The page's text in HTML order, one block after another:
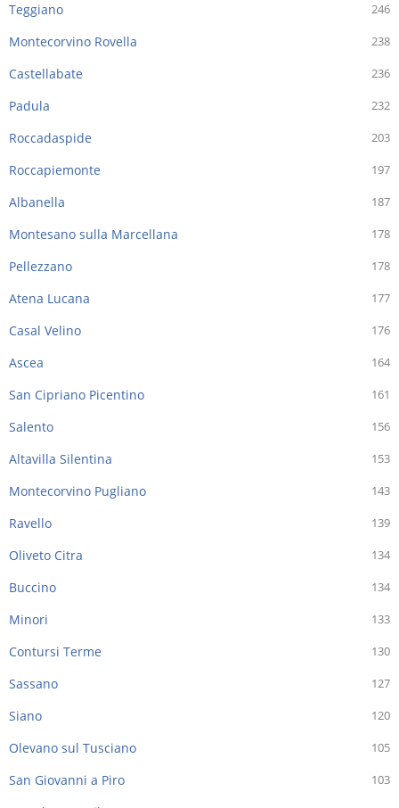
246
Teggiano
238
Montecorvino Rovella
236
Castellabate
232
Padula
203
Roccadaspide
197
Roccapiemonte
187
Albanella
178
Montesano sulla Marcellana
178
Pellezzano
177
Atena Lucana
176
Casal Velino
164
Ascea
161
San Cipriano Picentino
156
Salento
153
Altavilla Silentina
143
Montecorvino Pugliano
139
Ravello
134
Oliveto Citra
134
Buccino
133
Minori
130
Contursi Terme
127
Sassano
120
Siano
105
Olevano sul Tusciano
103
San Giovanni a Piro